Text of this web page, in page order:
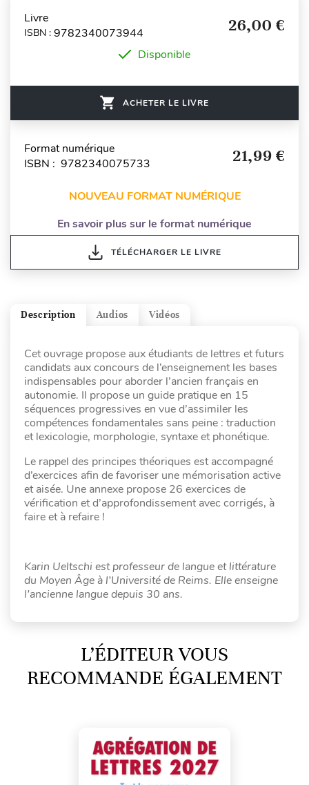
Livre
ISBN : 9782340073944 26,00 €
Disponible
ACHETER LE LIVRE
Format numérique
ISBN : 9782340075733
21,99 €
NOUVEAU FORMAT NUMÉRIQUE
En savoir plus sur le format numérique
TÉLÉCHARGER LE LIVRE
Vidéos
Audios
Description
Cet ouvrage propose aux étudiants de lettres et futurs
candidats aux concours de l’enseignement les bases
indispensables pour aborder l’ancien français en
autonomie. Il propose un guide pratique en 15
séquences progressives en vue d’assimiler les
compétences fondamentales sans peine : traduction
et lexicologie, morphologie, syntaxe et phonétique.
Le rappel des principes théoriques est accompagné
d’exercices afin de favoriser une mémorisation active
et aisée. Une annexe propose 26 exercices de
vérification et d’approfondissement avec corrigés, à
faire et à refaire !
Karin Ueltschi est professeur de langue et littérature
du Moyen Âge à l’Université de Reims. Elle enseigne
l’ancienne langue depuis 30 ans.
L’ÉDITEUR VOUS
RECOMMANDE ÉGALEMENT